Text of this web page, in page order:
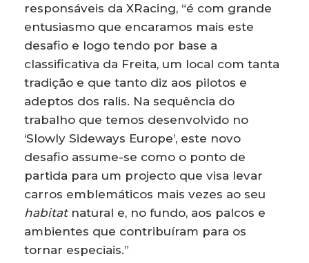
responsáveis da XRacing, “é com grande
entusiasmo que encaramos mais este
desafio e logo tendo por base a
classificativa da Freita, um local com tanta
tradição e que tanto diz aos pilotos e
adeptos dos ralis. Na sequência do
trabalho que temos desenvolvido no
‘Slowly Sideways Europe’, este novo
desafio assume-se como o ponto de
partida para um projecto que visa levar
carros emblemáticos mais vezes ao seu
habitat natural e, no fundo, aos palcos e
ambientes que contribuíram para os
tornar especiais.”